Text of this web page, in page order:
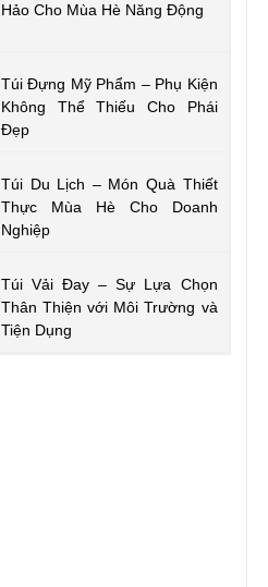
Hảo Cho Mùa Hè Năng Động
Túi Đựng Mỹ Phẩm – Phụ Kiện
Không Thể Thiếu Cho Phái
Đẹp
Túi Du Lịch – Món Quà Thiết
Thực Mùa Hè Cho Doanh
Nghiệp
Túi Vải Đay – Sự Lựa Chọn
Thân Thiện với Môi Trường và
Tiện Dụng